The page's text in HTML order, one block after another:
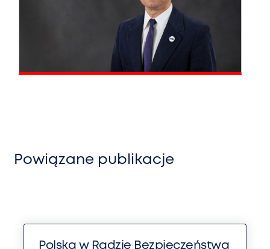
Powiązane publikacje
Polska w Radzie Bezpieczeństwa